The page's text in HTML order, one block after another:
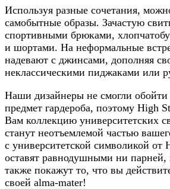
Используя разные сочетания,
самобытные образы. Зачастую
спортивными брюками,
и шортами. На неформальные
надевают с джинсами, дополняя
неклассическими пиджаками или
Наши дизайнеры не смогли обойти
предмет гардероба, поэтому High
Вам коллекцию университетских
станут неотъемлемой частью
с университетской символикой от
оставят равнодушными ни
также покажут то, что вы
своей alma-mater!